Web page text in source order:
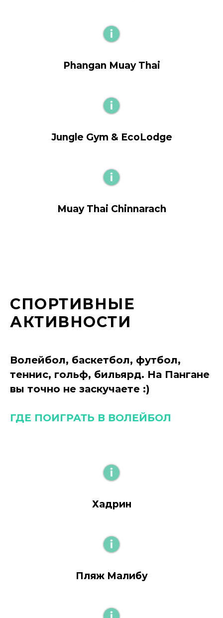
Phangan Muay Thai
Jungle Gym & EcoLodge
Muay Thai Chinnarach
СПОРТИВНЫЕ
АКТИВНОСТИ
Волейбол, баскетбол, футбол,
теннис, гольф, бильярд. На Пангане
вы точно не заскучаете :)
ГДЕ ПОИГРАТЬ В ВОЛЕЙБОЛ
Хадрин
Пляж Малибу